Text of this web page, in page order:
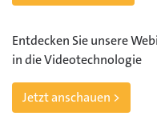
Entdecken Sie unsere
in die Videotechnologie
Jetzt anschauen >